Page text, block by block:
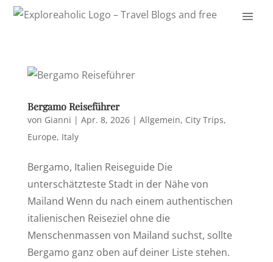
Bergamo Reiseführer
von Gianni | Apr. 8, 2026| Allgemein, City Trips,
Europe, Italy
Bergamo, Italien Reiseguide Die
unterschätzteste Stadt in der Nähe von
Mailand Wenn du nach einem authentischen
italienischen Reiseziel ohne die
Menschenmassen von Mailand suchst, sollte
Bergamo ganz oben auf deiner Liste stehen.